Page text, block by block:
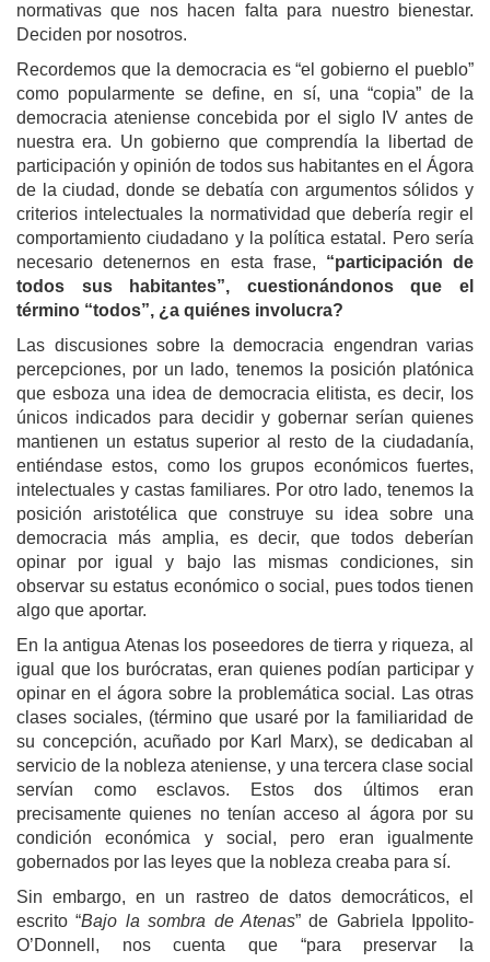
normativas que nos hacen falta para nuestro bienestar.
Deciden por nosotros.
Recordemos que la democracia es “el gobierno el pueblo”
como popularmente se define, en sí, una “copia” de la
democracia ateniense concebida por el siglo IV antes de
nuestra era. Un gobierno que comprendía la libertad de
participación y opinión de todos sus habitantes en el Ágora
de la ciudad, donde se debatía con argumentos sólidos y
criterios intelectuales la normatividad que debería regir el
comportamiento ciudadano y la política estatal. Pero sería
necesario detenernos en esta frase, “participación de
todos sus habitantes”, cuestionándonos que el
término “todos”, ¿a quiénes involucra?
Las discusiones sobre la democracia engendran varias
percepciones, por un lado, tenemos la posición platónica
que esboza una idea de democracia elitista, es decir, los
únicos indicados para decidir y gobernar serían quienes
mantienen un estatus superior al resto de la ciudadanía,
entiéndase estos, como los grupos económicos fuertes,
intelectuales y castas familiares. Por otro lado, tenemos la
posición aristotélica que construye su idea sobre una
democracia más amplia, es decir, que todos deberían
opinar por igual y bajo las mismas condiciones, sin
observar su estatus económico o social, pues todos tienen
algo que aportar.
En la antigua Atenas los poseedores de tierra y riqueza, al
igual que los burócratas, eran quienes podían participar y
opinar en el ágora sobre la problemática social. Las otras
clases sociales, (término que usaré por la familiaridad de
su concepción, acuñado por Karl Marx), se dedicaban al
servicio de la nobleza ateniense, y una tercera clase social
servían como esclavos. Estos dos últimos eran
precisamente quienes no tenían acceso al ágora por su
condición económica y social, pero eran igualmente
gobernados por las leyes que la nobleza creaba para sí.
Sin embargo, en un rastreo de datos democráticos, el
escrito “Bajo la sombra de Atenas” de Gabriela Ippolito-
O’Donnell, nos cuenta que “para preservar la